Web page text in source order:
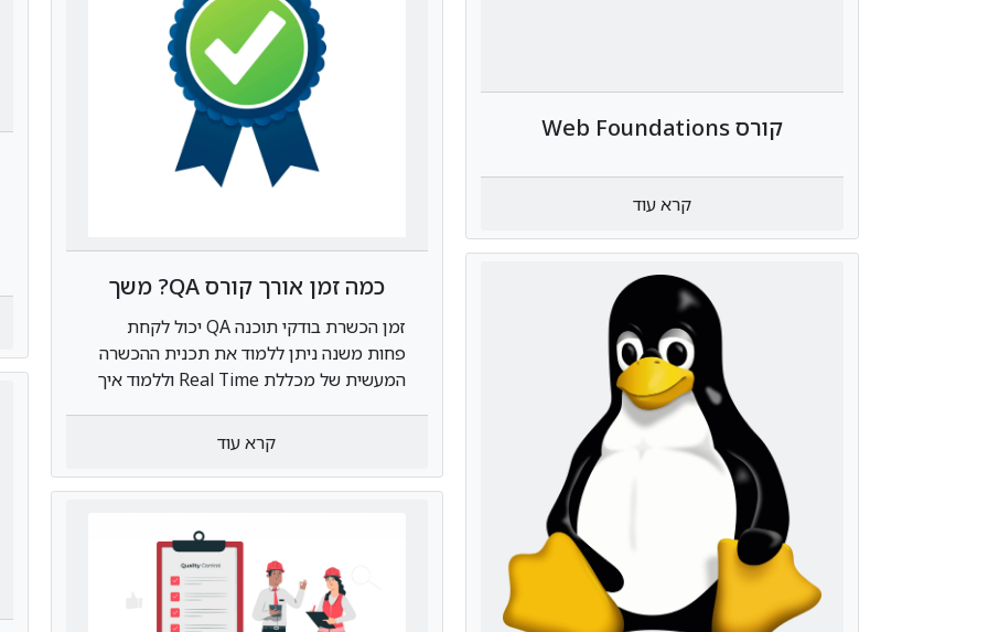
כמה זמן אורך קורס QA? משך
הלימודים והתגמולים
זמן הכשרת בודקי תוכנה QA יכול לקחת
פחות משנה ניתן ללמוד את תכנית ההכשרה
המעשית של מכללת Real Time וללמוד איך
קרא עוד
קורס Web Foundations
קרא עוד